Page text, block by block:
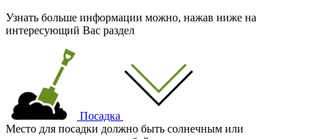
Узнать больше информации можно, нажав ниже на
интересующий Вас раздел
Посадка
Место для посадки должно быть солнечным или